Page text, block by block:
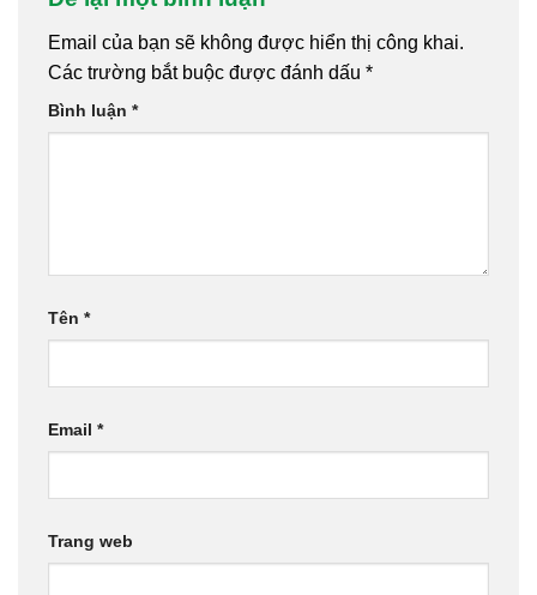
Email của bạn sẽ không được hiển thị công khai.
Các trường bắt buộc được đánh dấu *
Bình luận *
Tên *
Email *
Trang web